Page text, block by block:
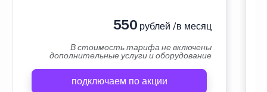
550 рублей /в месяц
В стоимость тарифа не включены
дополнительные услуги и оборудование
подключаем по акции